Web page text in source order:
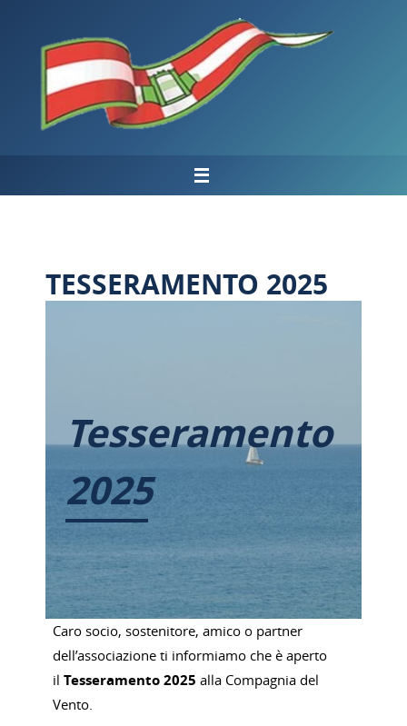
contenuto
TESSERAMENTO 2025
Tesseramento
2025
Caro socio, sostenitore, amico o partner
dell’associazione ti informiamo che è aperto
il Tesseramento 2025 alla Compagnia del
Vento.